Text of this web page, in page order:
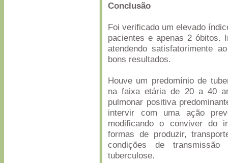
Conclusão
Foi verificado um elevado
pacientes e apenas 2 óbitos.
atendendo satisfatorimente
bons resultados.
Houve um predomínio de
na faixa etária de 20 a 40
pulmonar positiva
intervir com uma ação
modificando o conviver do
formas de produzir,
condições de
tuberculose.